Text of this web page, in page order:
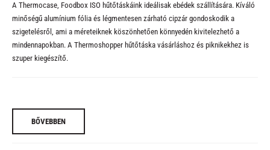
A Thermocase Foodbox ISO hűtőtáskáink ideálisak ebédek szállítására. Kíváló
minőségű alumínium fólia és légmentesen zárható cipzár gondoskodik a
szigetelésről, ami a méreteiknek köszönhetően könnyedén kivitelezhető a
mindennapokban. A Thermoshopper hűtőtáska vásárláshoz és piknikekhez is
szuper kiegészítő.
BŐVEBBEN